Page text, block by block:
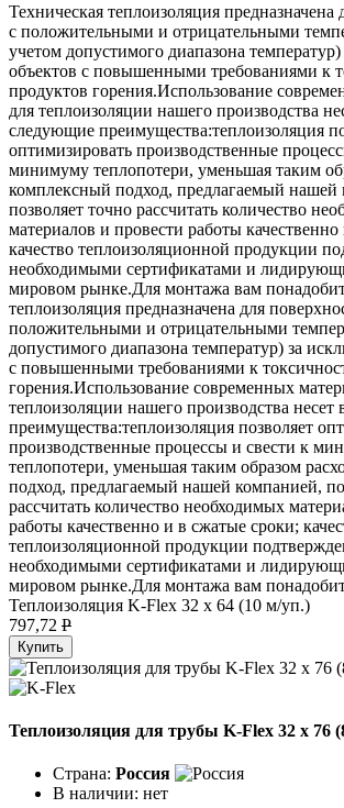
Техническая теплоизоляция предназначена
с положительными и отрицательными
учетом допустимого диапазона
объектов с повышенными требованиями к
продуктов горения.Использование
для теплоизоляции нашего производства
следующие преимущества:теплоизоляция
оптимизировать производственные
минимуму теплопотери, уменьшая таким
комплексный подход, предлагаемый нашей
позволяет точно рассчитать количество
материалов и провести работы
качество теплоизоляционной продукции
необходимыми сертификатами и
мировом рынке.Для монтажа вам
теплоизоляция предназначена для
положительными и отрицательными
допустимого диапазона температур) за
с повышенными требованиями к
горения.Использование современных
теплоизоляции нашего производства несет
преимущества:теплоизоляция позволяет
производственные процессы и свести к
теплопотери, уменьшая таким образом
подход, предлагаемый нашей компанией,
рассчитать количество необходимых
работы качественно и в сжатые сроки;
теплоизоляционной продукции
необходимыми сертификатами и
мировом рынке.Для монтажа вам
Теплоизоляция K-Flex 32 х 64 (10 м/уп.)
797,72 P
Купить
Теплоизоляция для трубы K-Flex 32 х 76
Страна: Россия
В наличии: нет